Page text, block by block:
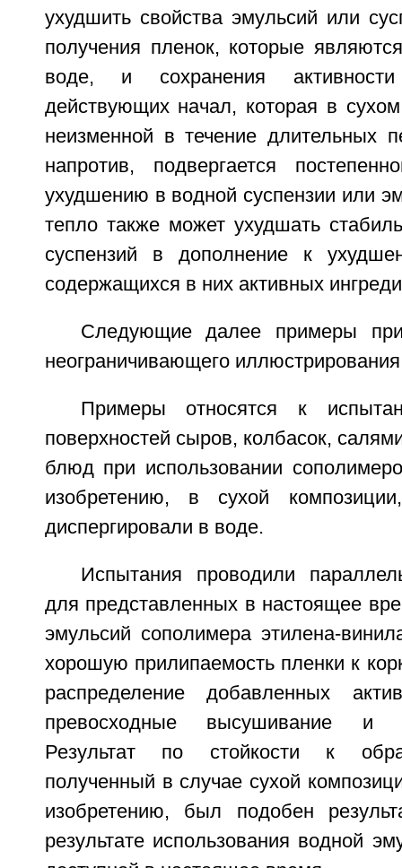
ухудшить свойства эмульсий или
получения пленок, которые
воде, и сохранения активности
действующих начал, которая в сухом
неизменной в течение длительных
напротив, подвергается
ухудшению в водной суспензии или
тепло также может ухудшать
суспензий в дополнение к
содержащихся в них активных
Следующие далее примеры
неограничивающего
Примеры относятся к
поверхностей сыров, колбасок,
блюд при использовании
изобретению, в сухой
диспергировали в воде.
Испытания проводили
для представленных в настоящее
эмульсий сополимера этилена-
хорошую прилипаемость пленки к
распределение добавленных
превосходные высушивание и
Результат по стойкости к
полученный в случае сухой
изобретению, был подобен
результате использования водной